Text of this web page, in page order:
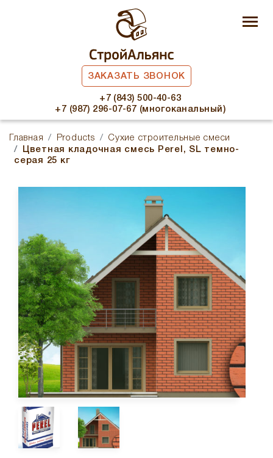
ЗАКАЗАТЬ ЗВОНОК
+7 (843) 500-40-63
+7 (987) 296-07-67 (многоканальный)
Главная Products
Сухие строительные смеси
Цветная кладочная смесь Perel, SL темно-
серая 25 кг